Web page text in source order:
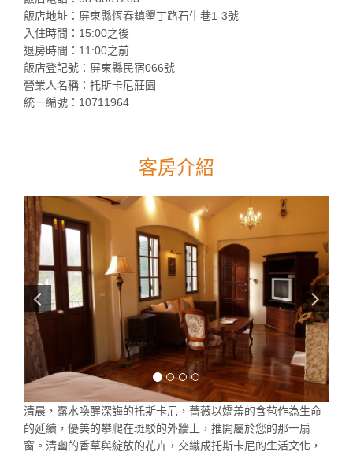
飯店地址：屏東縣恆春鎮墾丁路石牛巷1-3號
入住時間：15:00之後
退房時間：11:00之前
飯店登記號：屏東縣民宿066號
營業人名稱：托斯卡尼莊園
統一編號：10711964
客房介紹
清晨，露水喚醒深誨的托斯卡尼，薔薇以嬌羞的含苞作為生命
的延續，優美的攀爬在斑駁的外牆上，推開屬於您的那一扇
窗。清幽的香草與綻放的花卉，交織成托斯卡尼的生活文化，